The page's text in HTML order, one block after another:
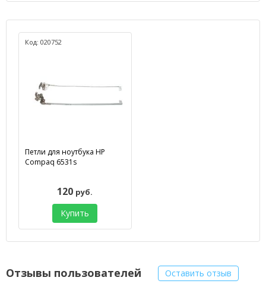
Код: 020752
Петли для ноутбука HP
Compaq 6531s
120 руб.
Купить
Отзывы пользователей Оставить отзыв